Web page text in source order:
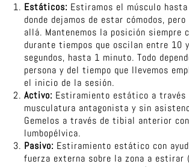
Estáticos: Estiramos el músculo
donde dejamos de estar cómodos,
allá. Mantenemos la posición siempre
durante tiempos que oscilan entre 10
segundos, hasta 1 minuto. Todo
persona y del tiempo que llevemos
el inicio de la sesión.
Activo: Estiramiento estático a través
musculatura antagonista y sin
Gemelos a través de tibial anterior
lumbopélvica.
Pasivo: Estiramiento estático con
fuerza externa sobre la zona a estirar